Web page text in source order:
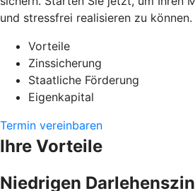
und stressfrei realisieren zu
Vorteile
Zinssicherung
Staatliche Förderung
Eigenkapital
Termin vereinbaren
Ihre Vorteile
Niedrigen